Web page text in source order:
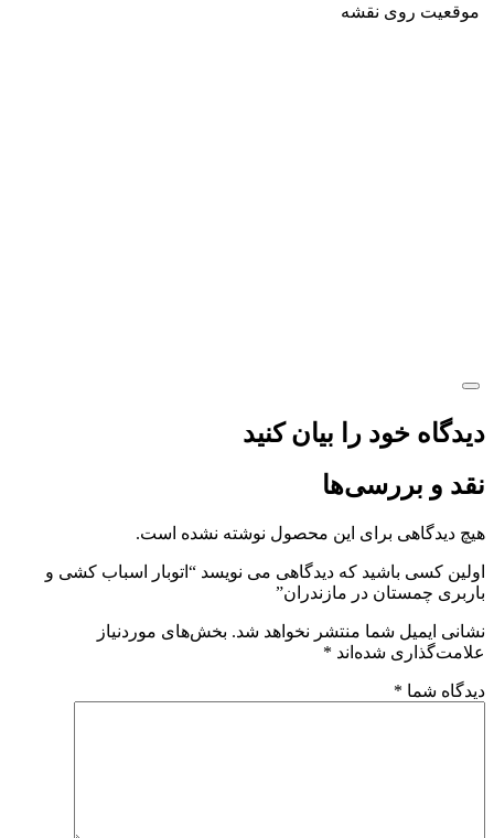
موقعیت روی نقشه
دیدگاه خود را بیان کنید
نقد و بررسی‌ها
هیچ دیدگاهی برای این محصول نوشته نشده است.
اولین کسی باشید که دیدگاهی می نویسد “اتوبار اسباب کشی و
باربری چمستان در مازندران”
نشانی ایمیل شما منتشر نخواهد شد. بخش‌های موردنیاز
علامت‌گذاری شده‌اند *
دیدگاه شما *